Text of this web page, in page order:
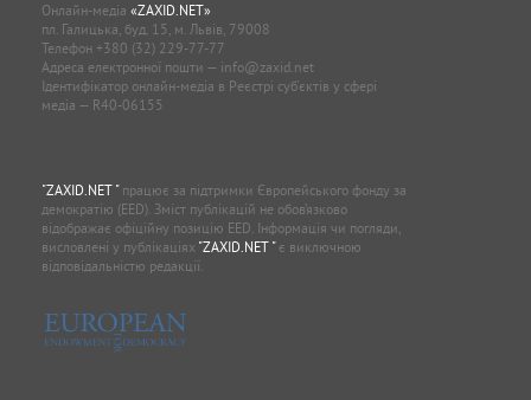
Онлайн-медіа «ZAXID.NET»
пл. Галицька, буд. 15, м. Львів, 79008
Телефон +380 (32) 229-77-77
Адреса електронної пошти — info@zaxid.net
Ідентифікатор онлайн-медіа в Реєстрі суб'єктів у сфері
медіа — R40-06155
"ZAXID.NET "працює за підтримки Європейського фонду за
демократію (EED). Зміст публікацій не обов’язково
відображає офіційну позицію EED. Інформація чи погляди,
висловлені у публікаціях "ZAXID.NET "є виключною
відповідальністю редакції.